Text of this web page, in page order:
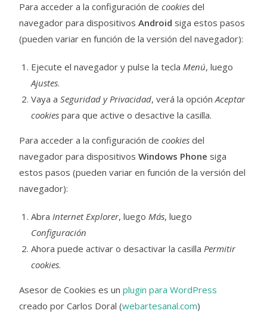
Para acceder a la configuración decookies del
navegador para dispositivosAndroid siga estos pasos
(pueden variar en función de la versión del navegador):
Ejecute el navegador y pulse la teclaMenú, luego
Ajustes.
Vaya aSeguridad y Privacidad, verá la opciónAceptar
cookies para que active o desactive la casilla.
Para acceder a la configuración decookies del
navegador para dispositivosWindows Phone siga
estos pasos (pueden variar en función de la versión del
navegador):
AbraInternet Explorer, luegoMás, luego
Configuración
Ahora puede activar o desactivar la casillaPermitir
cookies.
Asesor de Cookies es unplugin para WordPress
creado por Carlos Doral (webartesanal.com)